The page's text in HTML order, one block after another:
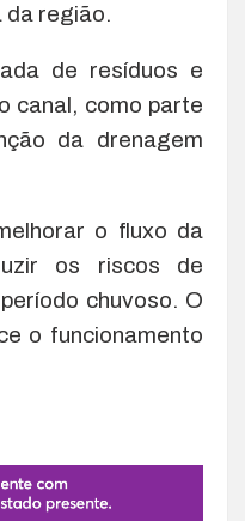
da região.
de resíduos e
canal, como parte
da drenagem
o fluxo da
os riscos de
chuvoso. O
o funcionamento